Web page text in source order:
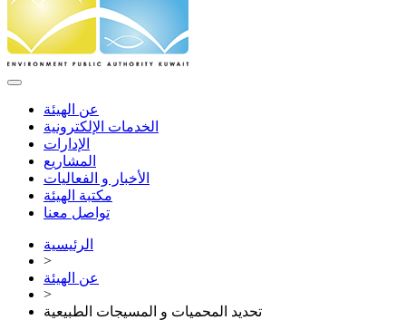
عن الهيئة
الخدمات الإلكترونية
الإدارات
المشاريع
الأخبار و الفعاليات
مكتبة الهيئة
تواصل معنا
الرئيسية
>
عن الهيئة
>
تحديد المحميات و المسيجات الطبيعية